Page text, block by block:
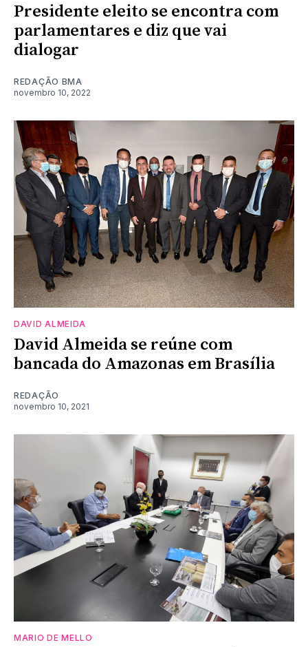
Presidente eleito se encontra com
parlamentares e diz que vai
dialogar
REDAÇÃO BMA
novembro 10, 2022
DAVID ALMEIDA
David Almeida se reúne com
bancada do Amazonas em Brasília
REDAÇÃO
novembro 10, 2021
MARIO DE MELLO